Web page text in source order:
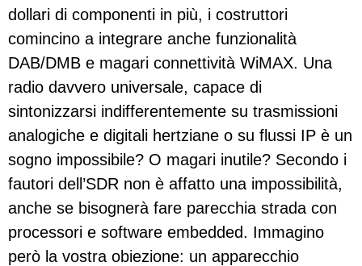
dollari di componenti in più, i costruttori
comincino a integrare anche funzionalità
DAB/DMB e magari connettività WiMAX. Una
radio davvero universale, capace di
sintonizzarsi indifferentemente su trasmissioni
analogiche e digitali hertziane o su flussi IP è un
sogno impossibile? O magari inutile? Secondo i
fautori dell’SDR non è affatto una impossibilità,
anche se bisognerà fare parecchia strada con
processori e software embedded. Immagino
però la vostra obiezione: un apparecchio